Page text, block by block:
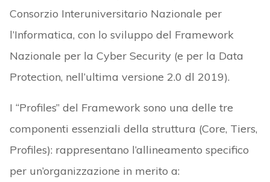
Consorzio Interuniversitario Nazionale per
l’Informatica, con lo sviluppo del Framework
Nazionale per la Cyber Security (e per la Data
Protection, nell’ultima versione 2.0 dl 2019).
I “Profiles” del Framework sono una delle tre
componenti essenziali della struttura (Core, Tiers,
Profiles): rappresentano l’allineamento specifico
per un’organizzazione in merito a: